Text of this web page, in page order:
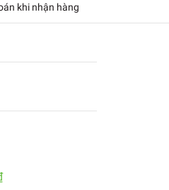
khi nhận hàng